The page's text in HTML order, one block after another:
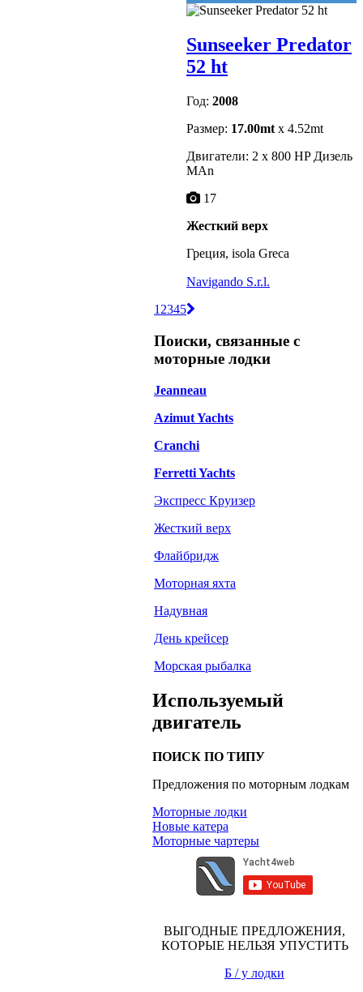
Sunseeker Predator
52 ht
Год: 2008
Размер: 17.00mt x 4.52mt
Двигатели: 2 x 800 HP Дизель
MAn
17
Жесткий верх
Греция, isola Greca
Navigando S.r.l.
12345
Поиски, связанные с
моторные лодки
Jeanneau
Azimut Yachts
Cranchi
Ferretti Yachts
Экспресс Круизер
Жесткий верх
Флайбридж
Моторная яхта
Надувная
День крейсер
Морская рыбалка
Используемый
двигатель
ПОИСК ПО ТИПУ
Предложения по моторным лодкам
Моторные лодки
Новые катера
Моторные чартеры
ВЫГОДНЫЕ ПРЕДЛОЖЕНИЯ,
КОТОРЫЕ НЕЛЬЗЯ УПУСТИТЬ
Б / у лодки